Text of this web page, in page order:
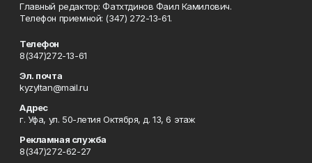
Главный редактор: Фатхтдинов Фаил Камилович.
Телефон приемной: (347) 272-13-61.
Телефон
8(347)272-13-61
Эл. почта
kyzyltan@mail.ru
Адрес
г. Уфа, ул. 50-летия Октября, д. 13, 6 этаж
Рекламная служба
8(347)272-62-27